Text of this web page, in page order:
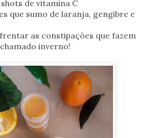
de vitamina C
que sumo de laranja, gengibre e
as constipações que fazem
inverno!